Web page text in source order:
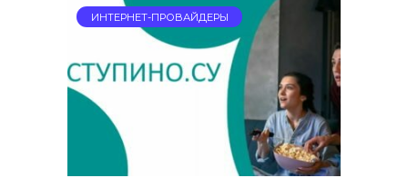
ИНТЕРНЕТ-ПРОВАЙДЕРЫ